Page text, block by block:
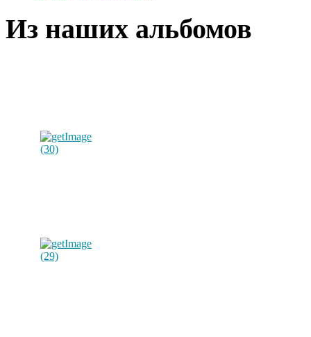
Из наших альбомов